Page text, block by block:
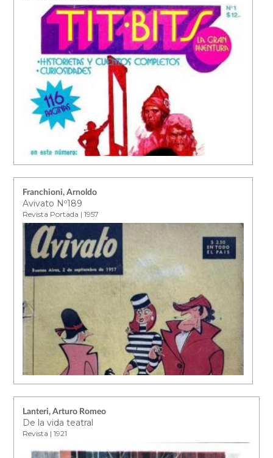
Franchioni, Arnoldo
Avivato Nº189
Revista Portada | 1957
Lanteri, Arturo Romeo
De la vida teatral
Revista | 1921